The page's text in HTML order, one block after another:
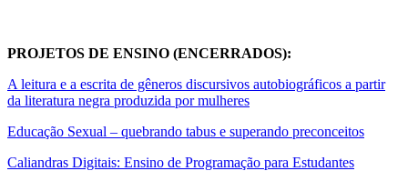
PROJETOS DE ENSINO (ENCERRADOS):
A leitura e a escrita de gêneros discursivos autobiográficos a partir
da literatura negra produzida por mulheres
Educação Sexual – quebrando tabus e superando preconceitos
Caliandras Digitais: Ensino de Programação para Estudantes